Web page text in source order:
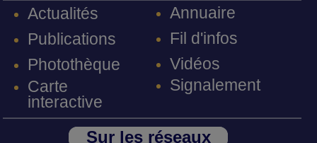
Actualités
Publications
Photothèque
Carte
interactive
Annuaire
Fil d'infos
Vidéos
Signalement
Sur les réseaux